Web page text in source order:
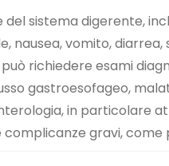
sistema digerente,
nausea, vomito,
richiedere esami
gastroesofageo,
in particolare
gravi, come